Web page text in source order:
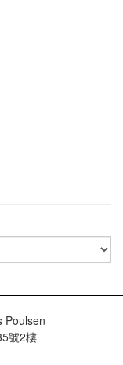
Poulsen
號2樓